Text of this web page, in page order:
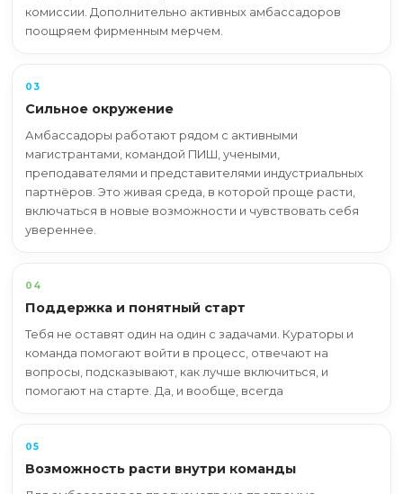
Опыт, который останется с тобой
Это возможность уже во время учёбы
реальные проекты, работать в команде,
людьми, как держать на себе часть процесса,
теряться в новых задачах и как быть полезным
на словах.
Денежное поощрение и бонусы
За участие в крупных проектах ПИШ